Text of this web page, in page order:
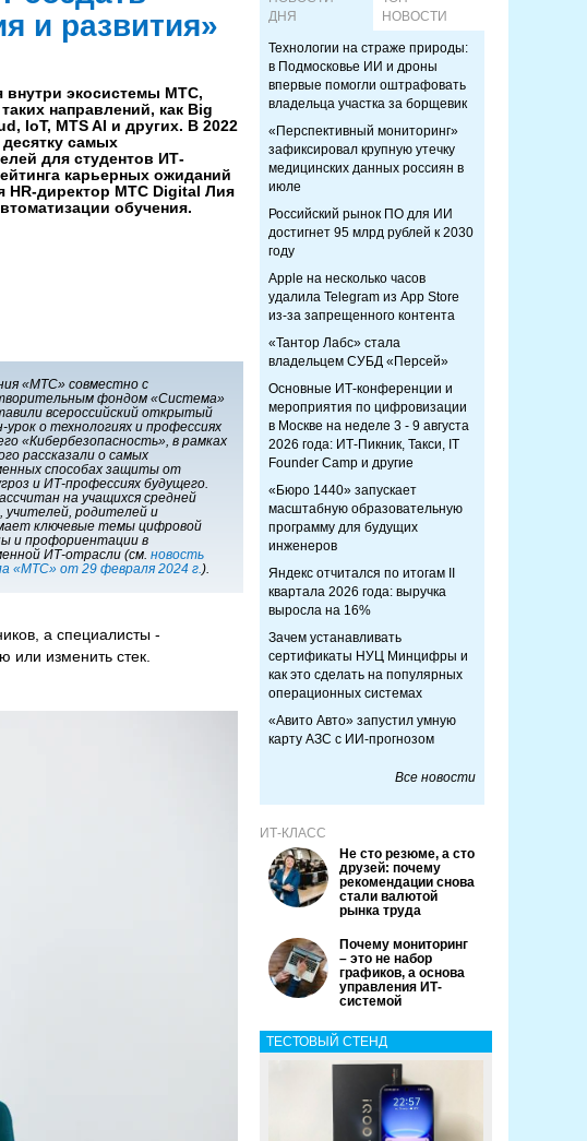
и развития»
экосистемы МТС,
направлений, как Big
IoT, MTS AI и других. В 2022
самых
для студентов ИТ-
карьерных ожиданий
HR-директор МТС Digital Лия
обучения.
«МТС» совместно с
фондом «Система»
всероссийский открытый
урок о технологиях и профессиях
«Кибербезопасность», в рамках
рассказали о самых
способах защиты от
и ИТ-профессиях будущего.
на учащихся средней
учителей, родителей и
ключевые темы цифровой
и профориентации в
ИТ-отрасли (см. новость
«МТС» от 29 февраля 2024 г.).
а специалисты -
или изменить стек.
ДНЯ
НОВОСТИ
Технологии на страже природы:
в Подмосковье ИИ и дроны
впервые помогли оштрафовать
владельца участка за борщевик
«Перспективный мониторинг»
зафиксировал крупную утечку
медицинских данных россиян в
июле
Российский рынок ПО для ИИ
достигнет 95 млрд рублей к 2030
году
Apple на несколько часов
удалила Telegram из App Store
из-за запрещенного контента
«Тантор Лабс» стала
владельцем СУБД «Персей»
Основные ИТ-конференции и
мероприятия по цифровизации
в Москве на неделе 3 - 9 августа
2026 года: ИТ-Пикник, Такси, IT
Founder Camp и другие
«Бюро 1440» запускает
масштабную образовательную
программу для будущих
инженеров
Яндекс отчитался по итогам II
квартала 2026 года: выручка
выросла на 16%
Зачем устанавливать
сертификаты НУЦ Минцифры и
как это сделать на популярных
операционных системах
«Авито Авто» запустил умную
карту АЗС с ИИ-прогнозом
Все новости
ИТ-КЛАСС
Не сто резюме, а сто
друзей: почему
рекомендации снова
стали валютой
рынка труда
Почему мониторинг
– это не набор
графиков, а основа
управления ИТ-
системой
ТЕСТОВЫЙ СТЕНД